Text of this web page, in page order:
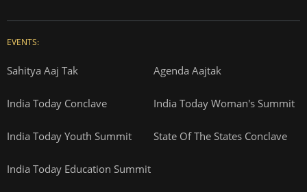
EVENTS:
Sahitya Aaj Tak Agenda Aajtak
India Today Conclave India Today Woman's Summit
India Today Youth Summit State Of The States Conclave
India Today Education Summit